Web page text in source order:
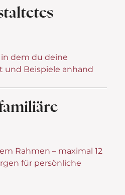
dem du deine
und Beispiele anhand
Rahmen – maximal 12
für persönliche